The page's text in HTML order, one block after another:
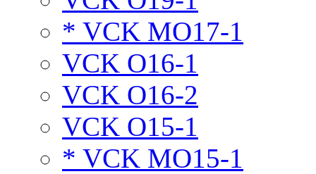
* VCK MO17-1
VCK O16-1
VCK O16-2
VCK O15-1
* VCK MO15-1